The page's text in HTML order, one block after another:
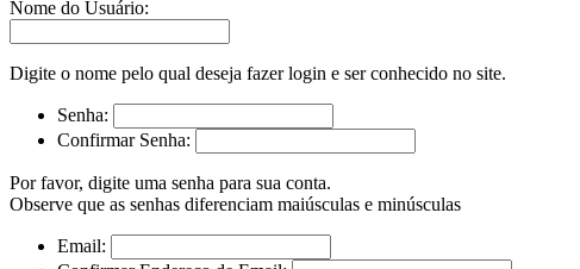
Nome do Usuário:
Digite o nome pelo qual deseja fazer login e ser conhecido no site.
Senha:
Confirmar Senha:
Por favor, digite uma senha para sua conta.
Observe que as senhas diferenciam maiúsculas e minúsculas
Email: